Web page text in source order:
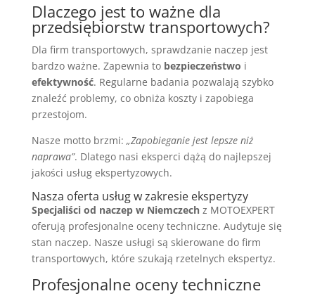
Dlaczego jest to ważne dla
przedsiębiorstw transportowych?
Dla firm transportowych, sprawdzanie naczep jest
bardzo ważne. Zapewnia to bezpieczeństwo i
efektywność. Regularne badania pozwalają szybko
znaleźć problemy, co obniża koszty i zapobiega
przestojom.
Nasze motto brzmi: „Zapobieganie jest lepsze niż
naprawa”. Dlatego nasi eksperci dążą do najlepszej
jakości usług ekspertyzowych.
Nasza oferta usług w zakresie ekspertyzy
Specjaliści od naczep w Niemczechz MOTOEXPERT
oferują profesjonalne oceny techniczne. Audytuje się
stan naczep. Nasze usługi są skierowane do firm
transportowych, które szukają rzetelnych ekspertyz.
Profesjonalne oceny techniczne